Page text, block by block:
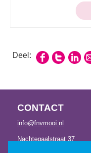
Deel:
CONTACT
info@fnvmooi.nl
Nachtegaalstraat 37